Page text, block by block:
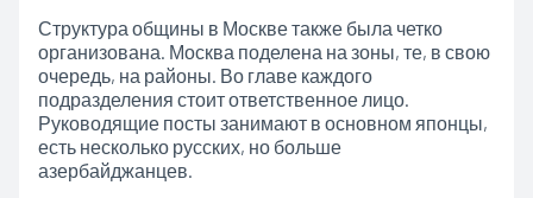
Структура общины в Москве также была четко
организована. Москва поделена на зоны, те, в свою
очередь, на районы. Во главе каждого
подразделения стоит ответственное лицо.
Руководящие посты занимают в основном японцы,
есть несколько русских, но больше
азербайджанцев.